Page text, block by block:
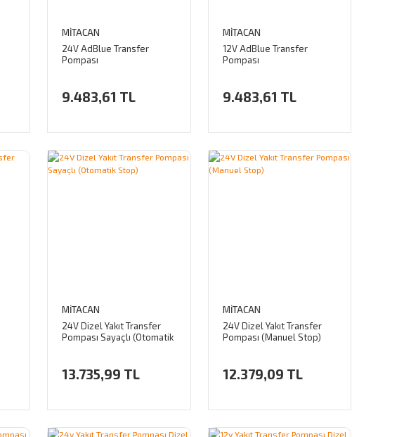
MİTACAN
24V AdBlue Transfer
Pompası
9.483,61 TL
MİTACAN
12V AdBlue Transfer
Pompası
9.483,61 TL
MİTACAN
24V Dizel Yakıt Transfer
Pompası Sayaçlı (Otomatik
13.735,99 TL
MİTACAN
24V Dizel Yakıt Transfer
Pompası (Manuel Stop)
12.379,09 TL